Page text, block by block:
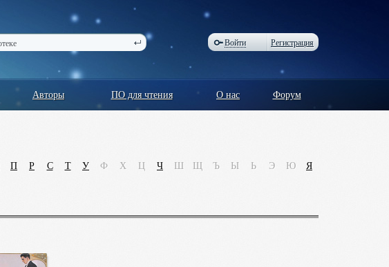
Войти Регистрация
Авторы ПО для чтения О нас Форум
П Р С Т У Ф Х Ц Ч Ш Щ Ъ Ы Ь Э Ю Я